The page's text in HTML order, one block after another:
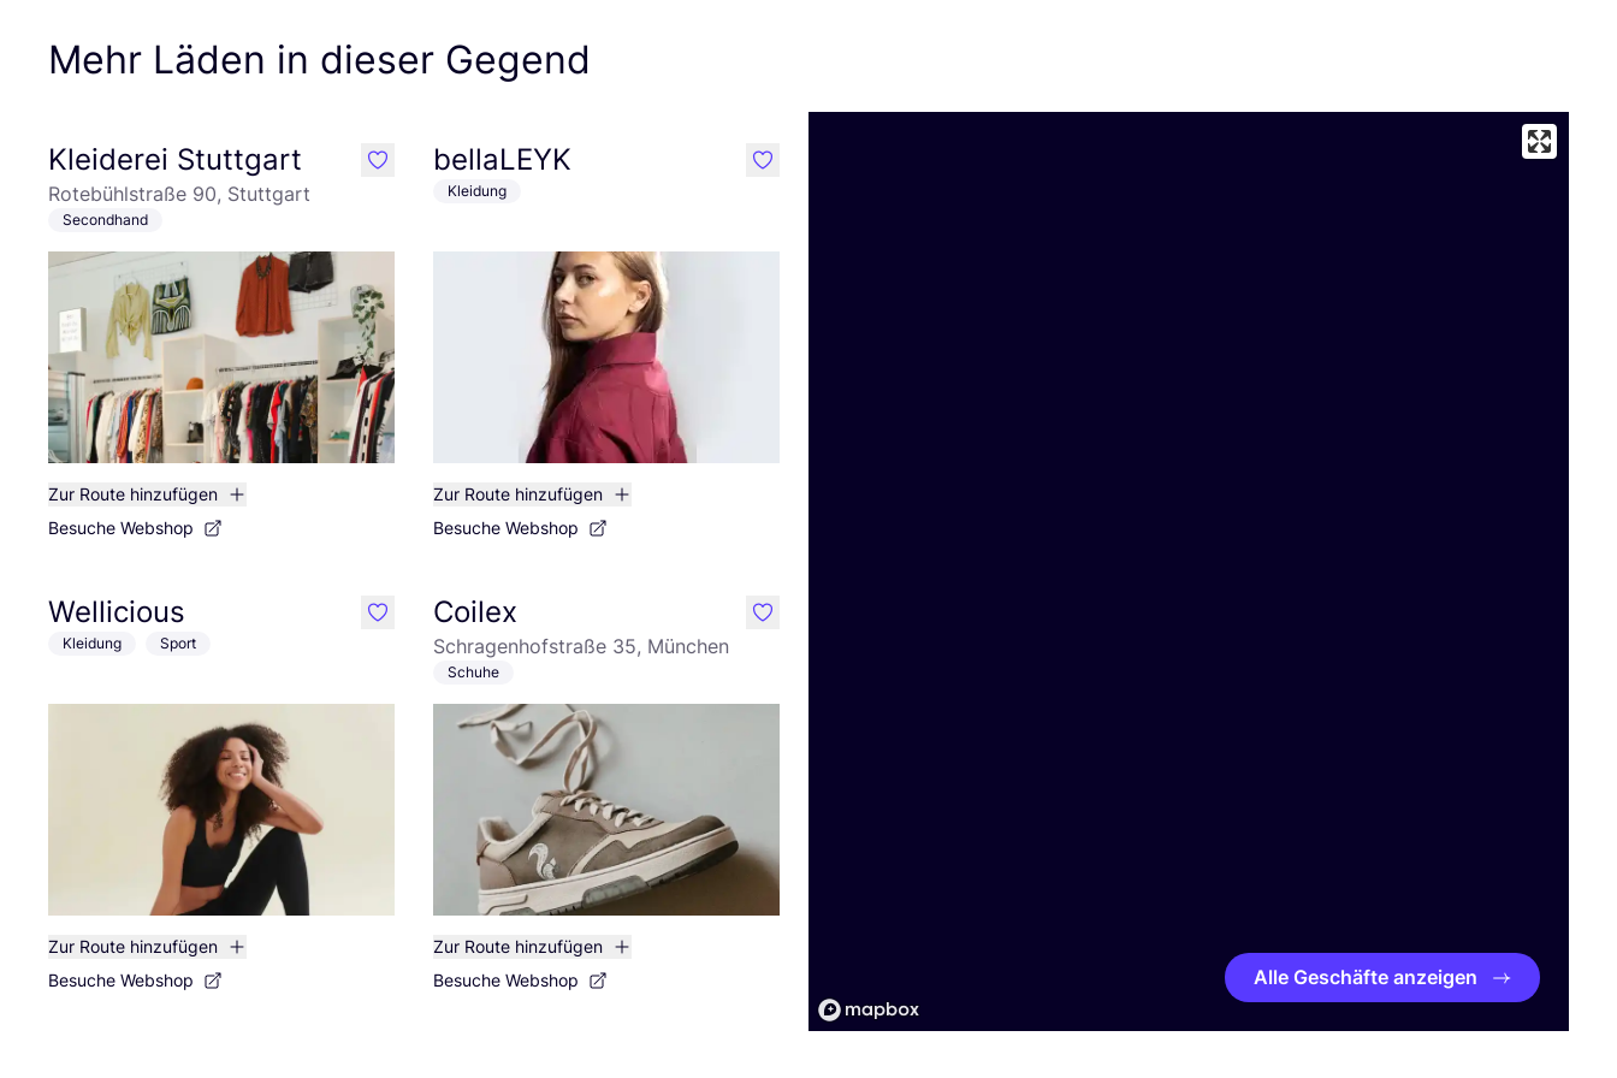
Mehr Läden in dieser Gegend
Kleiderei Stuttgart
Rotebühlstraße 90, Stuttgart
Secondhand
Zur Route hinzufügen
Besuche Webshop
like bellaLEYK
Kleidung
Zur Route hinzufügen
Besuche Webshop
like
Wellicious
Kleidung Sport
Zur Route hinzufügen
Besuche Webshop
like Coilex
Schragenhofstraße 35, München
Schuhe
Zur Route hinzufügen
Besuche Webshop
like
Alle Geschäfte anzeigen